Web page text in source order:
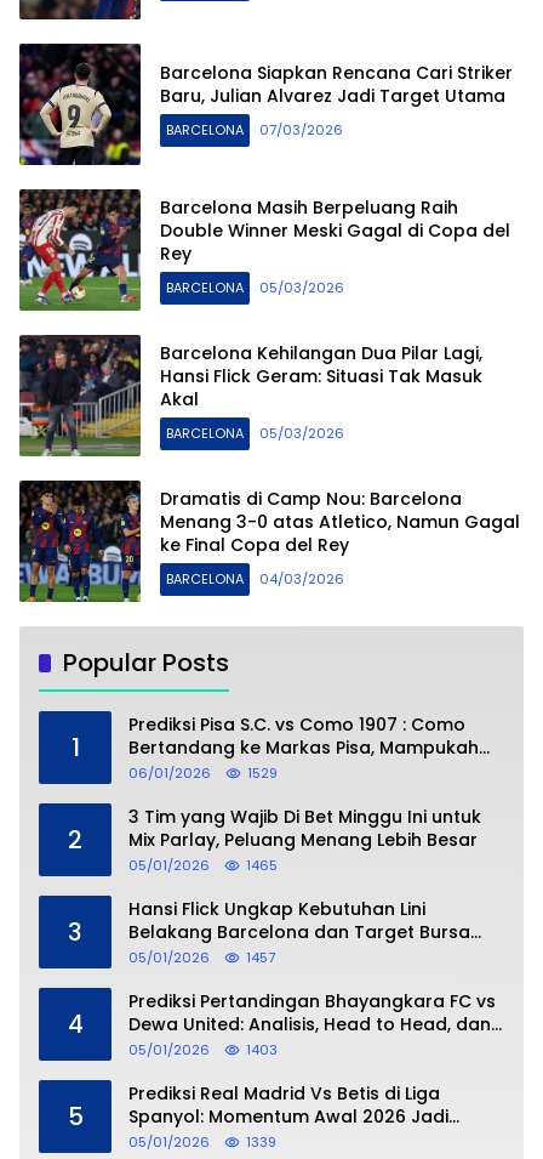
Barcelona Siapkan Rencana Cari Striker
Baru, Julian Alvarez Jadi Target Utama
BARCELONA 07/03/2026
Barcelona Masih Berpeluang Raih
Double Winner Meski Gagal di Copa del
Rey
BARCELONA 05/03/2026
Barcelona Kehilangan Dua Pilar Lagi,
Hansi Flick Geram: Situasi Tak Masuk
Akal
BARCELONA 05/03/2026
Dramatis di Camp Nou: Barcelona
Menang 3-0 atas Atletico, Namun Gagal
ke Final Copa del Rey
BARCELONA 04/03/2026
Popular Posts
1
Prediksi Pisa S.C. vs Como 1907 : Como
Bertandang ke Markas Pisa, Mampukah
Asuhan Cesc Fàbregas Mencuri Poin?
06/01/2026 1529
2
3 Tim yang Wajib Di Bet Minggu Ini untuk
Mix Parlay, Peluang Menang Lebih Besar
05/01/2026 1465
3
Hansi Flick Ungkap Kebutuhan Lini
Belakang Barcelona dan Target Bursa
Transfer Januari
05/01/2026 1457
4
Prediksi Pertandingan Bhayangkara FC vs
Dewa United: Analisis, Head to Head, dan
Perkiraan Skor
05/01/2026 1403
5
Prediksi Real Madrid Vs Betis di Liga
Spanyol: Momentum Awal 2026 Jadi
Taruhan
05/01/2026 1339